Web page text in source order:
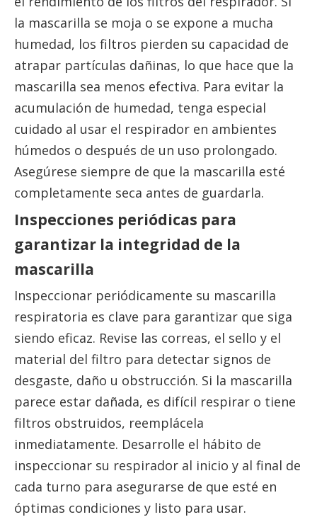
la mascarilla se moja o se expone a mucha
humedad, los filtros pierden su capacidad de
atrapar partículas dañinas, lo que hace que la
mascarilla sea menos efectiva. Para evitar la
acumulación de humedad, tenga especial
cuidado al usar el respirador en ambientes
húmedos o después de un uso prolongado.
Asegúrese siempre de que la mascarilla esté
completamente seca antes de guardarla.
Inspecciones periódicas para
garantizar la integridad de la
mascarilla
Inspeccionar periódicamente su mascarilla
respiratoria es clave para garantizar que siga
siendo eficaz. Revise las correas, el sello y el
material del filtro para detectar signos de
desgaste, daño u obstrucción. Si la mascarilla
parece estar dañada, es difícil respirar o tiene
filtros obstruidos, reemplácela
inmediatamente. Desarrolle el hábito de
inspeccionar su respirador al inicio y al final de
cada turno para asegurarse de que esté en
óptimas condiciones y listo para usar.